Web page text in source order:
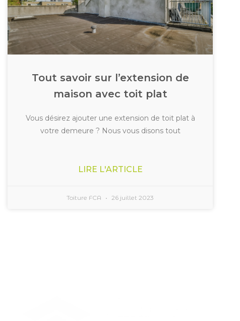
Tout savoir sur l’extension de
maison avec toit plat
Vous désirez ajouter une extension de toit plat à
votre demeure ? Nous vous disons tout
LIRE L'ARTICLE
Toiture FCA 26 juillet 2023